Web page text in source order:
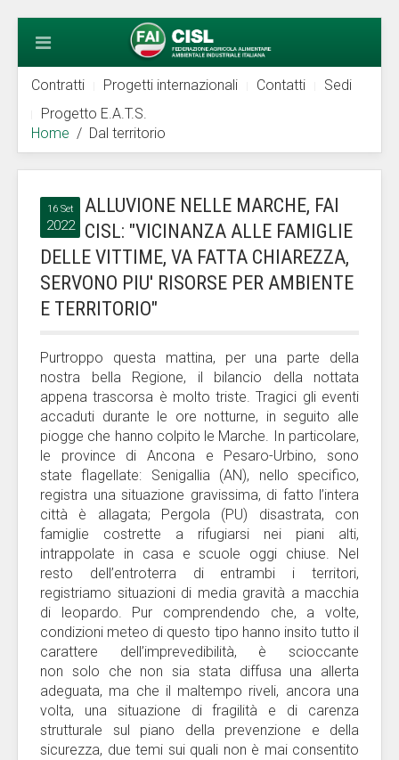
Contratti Progetti internazionali Contatti
Sedi
Progetto E.A.T.S.
Home
Dal territorio
16 Set
2022
ALLUVIONE NELLE MARCHE, FAI
CISL: "VICINANZA ALLE FAMIGLIE
DELLE VITTIME, VA FATTA CHIAREZZA,
SERVONO PIU' RISORSE PER AMBIENTE
E TERRITORIO"
Purtroppo questa mattina, per una parte della
nostra bella Regione, il bilancio della nottata
appena trascorsa è molto triste. Tragici gli eventi
accaduti durante le ore notturne, in seguito alle
piogge che hanno colpito le Marche. In particolare,
le province di Ancona e Pesaro-Urbino, sono
state flagellate: Senigallia (AN), nello specifico,
registra una situazione gravissima, di fatto l’intera
città è allagata; Pergola (PU) disastrata, con
famiglie costrette a rifugiarsi nei piani alti,
intrappolate in casa e scuole oggi chiuse. Nel
resto dell’entroterra di entrambi i territori,
registriamo situazioni di media gravità a macchia
di leopardo. Pur comprendendo che, a volte,
condizioni meteo di questo tipo hanno insito tutto il
carattere dell’imprevedibilità, è scioccante
non solo che non sia stata diffusa una allerta
adeguata, ma che il maltempo riveli, ancora una
volta, una situazione di fragilità e di carenza
strutturale sul piano della prevenzione e della
sicurezza, due temi sui quali non è mai consentito